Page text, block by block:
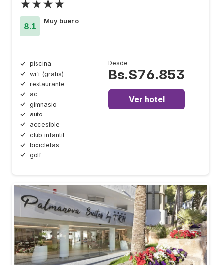
★★★★
8.1
Muy bueno
piscina
wifi (gratis)
restaurante
ac
gimnasio
auto
accesible
club infantil
bicicletas
golf
Desde
Bs.S76.853
Ver hotel